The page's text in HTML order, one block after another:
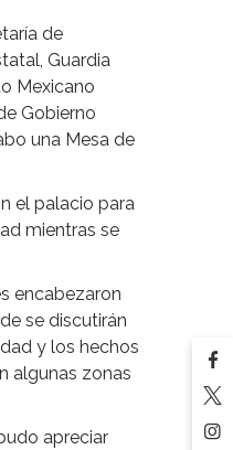
de
Guardia
Mexicano
Gobierno
una Mesa de
el palacio para
mientras se
encabezaron
se discutirán
y los hechos
algunas zonas
apreciar